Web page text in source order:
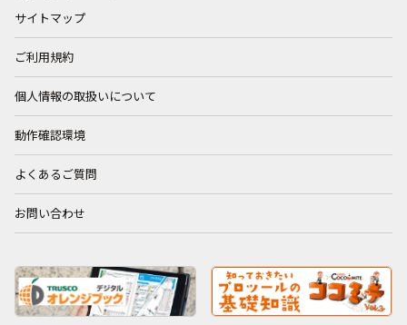
サイトマップ
ご利用規約
個人情報の取扱いについて
動作確認環境
よくあるご質問
お問い合わせ